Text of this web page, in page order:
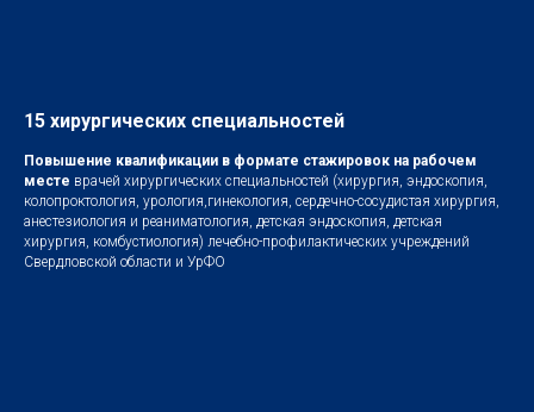
15 хирургических специальностей
Повышение квалификации в формате стажировок на рабочем
месте врачей хирургических специальностей (хирургия, эндоскопия,
колопроктология, урология,гинекология, сердечно-сосудистая хирургия,
анестезиология и реаниматология, детская эндоскопия, детская
хирургия, комбустиология) лечебно-профилактических учреждений
Свердловской области и УрФО